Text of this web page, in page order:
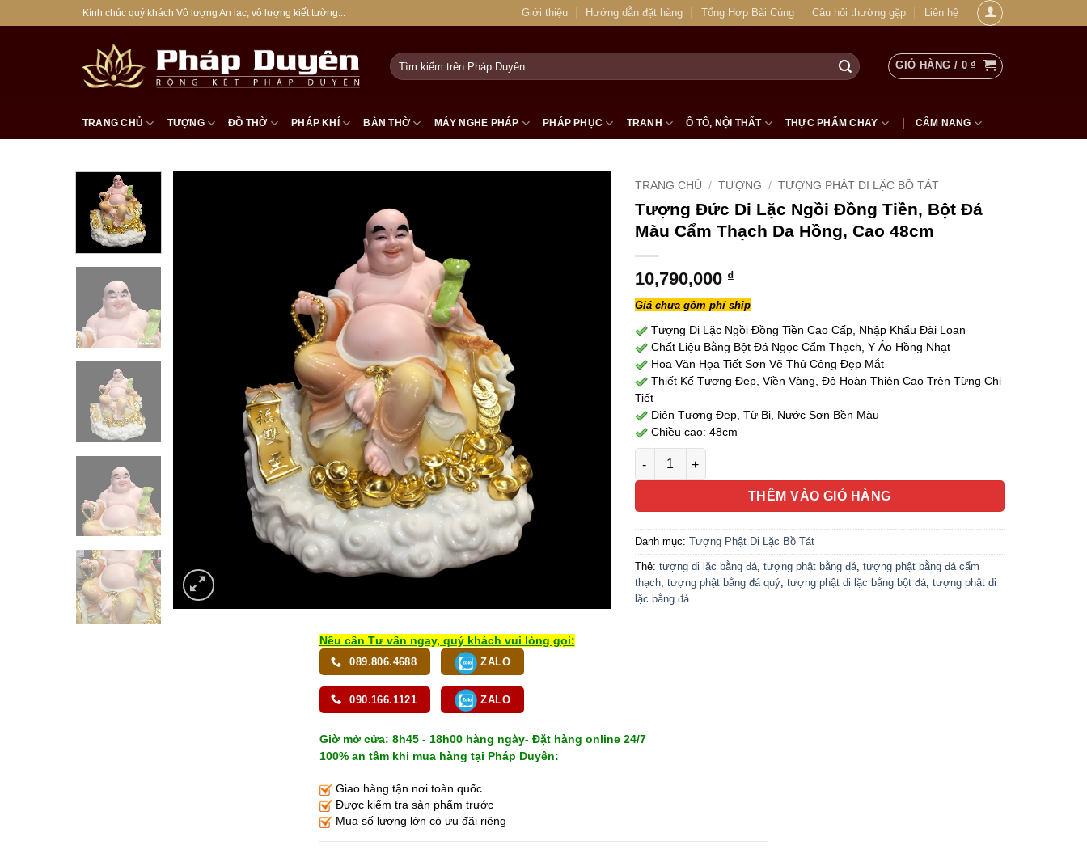
qua
Kính chúc quý khách Vô lượng An lạc, vô lượng kiết tường... Giới thiệu Hướng dẫn đặt hàng Tổng Hợp Bài Cúng Câu hỏi thường gặp Liên hệ
Tìm
kiếm:
GIỎ HÀNG / 0₫
TRANG CHỦ TƯỢNG ĐỒ THỜ PHÁP KHÍ BÀN THỜ MÁY NGHE PHÁP PHÁP PHỤC TRANH Ô TÔ, NỘI THẤT THỰC PHẨM CHAY CẨM NANG
TRANG CHỦ / TƯỢNG / TƯỢNG PHẬT DI LẶC BỒ TÁT
Tượng Đức Di Lặc Ngồi Đồng Tiền, Bột Đá
Màu Cẩm Thạch Da Hồng, Cao 48cm
10,790,000 ₫
Giá chưa gồm phí ship
Tượng Di Lặc Ngồi Đồng Tiền Cao Cấp, Nhập Khẩu Đài Loan
Chất Liệu Bằng Bột Đá Ngọc Cẩm Thạch, Y Áo Hồng Nhạt
Hoa Văn Họa Tiết Sơn Vẽ Thủ Công Đẹp Mắt
Thiết Kế Tượng Đẹp, Viền Vàng, Độ Hoàn Thiện Cao Trên Từng Chi
Tiết
Diện Tượng Đẹp, Từ Bi, Nước Sơn Bền Màu
Chiều cao: 48cm
Tượng Đức Di Lặc Ngồi Đồng Tiền, Bột Đá Màu Cẩm Thạch Da Hồng, Cao 48cm
THÊM VÀO GIỎ HÀNG
Danh mục: Tượng Phật Di Lặc Bồ Tát
Thẻ: tượng di lặc bằng đá, tượng phật bằng đá, tượng phật bằng đá cẩm
thạch, tượng phật bằng đá quý, tượng phật di lặc bằng bột đá, tượng phật di
lặc bằng đá
Nếu cần Tư vấn ngay, quý khách vui lòng gọi:
089.806.4688 ZALO
090.166.1121 ZALO
Giờ mở cửa: 8h45 - 18h00 hàng ngày- Đặt hàng online 24/7
100% an tâm khi mua hàng tại Pháp Duyên:
Giao hàng tận nơi toàn quốc
Được kiểm tra sản phẩm trước
Mua số lượng lớn có ưu đãi riêng